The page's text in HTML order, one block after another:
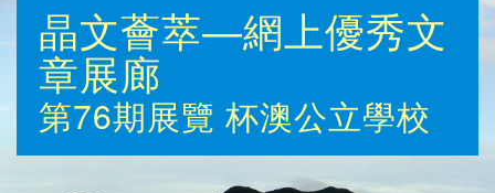
晶文薈萃—網上優秀文
章展廊
第76期展覽 杯澳公立學校